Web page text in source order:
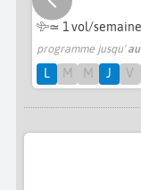
≃ 1 vol/semaine
programme jusqu'au
L M M J V